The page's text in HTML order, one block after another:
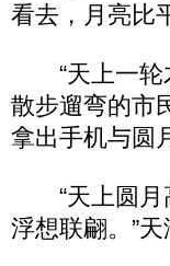
看去，月亮比
“天上一轮
散步遛弯的市
拿出手机与圆
“天上圆月
浮想联翩。”